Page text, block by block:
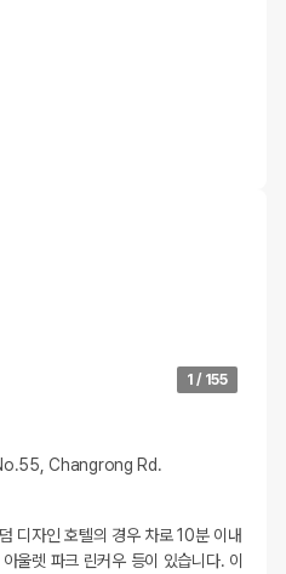
1 / 155
Changrong Rd.
디자인 호텔의 경우 차로 10분 이내
울렛 파크 린커우 등이 있습니다. 이